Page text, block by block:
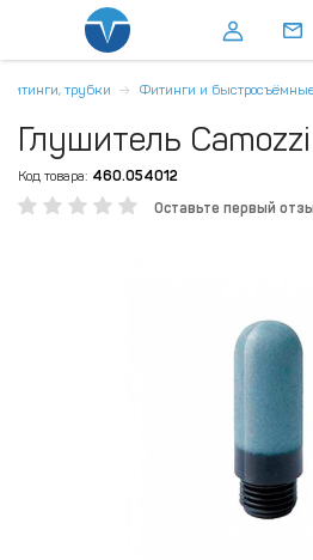
трубки Фитинги и
Глушитель
Код товара: 460.054012
Оставьте первый